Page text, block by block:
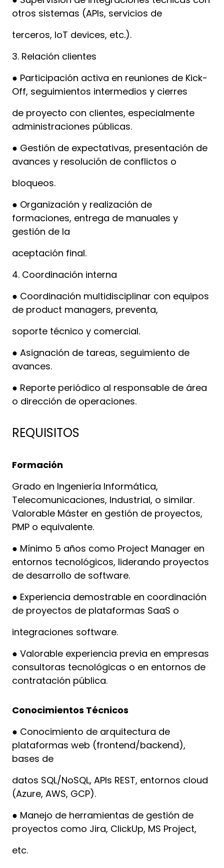
otros sistemas (APIs, servicios de
terceros, IoT devices, etc.).
3. Relación clientes
● Participación activa en reuniones de Kick-
Off, seguimientos intermedios y cierres
de proyecto con clientes, especialmente
administraciones públicas.
● Gestión de expectativas, presentación de
avances y resolución de conflictos o
bloqueos.
● Organización y realización de
formaciones, entrega de manuales y
gestión de la
aceptación final.
4. Coordinación interna
● Coordinación multidisciplinar con equipos
de product managers, preventa,
soporte técnico y comercial.
● Asignación de tareas, seguimiento de
avances.
● Reporte periódico al responsable de área
o dirección de operaciones.
REQUISITOS
Formación
Grado en Ingeniería Informática,
Telecomunicaciones, Industrial, o similar.
Valorable Máster en gestión de proyectos,
PMP o equivalente.
● Mínimo 5 años como Project Manager en
entornos tecnológicos, liderando proyectos
de desarrollo de software.
● Experiencia demostrable en coordinación
de proyectos de plataformas SaaS o
integraciones software.
● Valorable experiencia previa en empresas
consultoras tecnológicas o en entornos de
contratación pública.
Conocimientos Técnicos
● Conocimiento de arquitectura de
plataformas web (frontend/backend),
bases de
datos SQL/NoSQL, APIs REST, entornos cloud
(Azure, AWS, GCP).
● Manejo de herramientas de gestión de
proyectos como Jira, ClickUp, MS Project,
etc.